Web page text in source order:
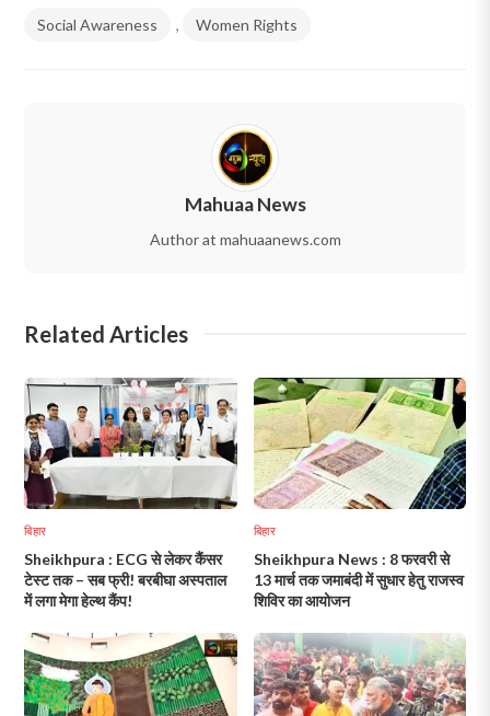
Social Awareness , Women Rights
Mahuaa News
Author at mahuaanews.com
Related Articles
बिहार
Sheikhpura : ECG से लेकर कैंसर
टेस्ट तक – सब फ्री! बरबीघा अस्पताल
में लगा मेगा हेल्थ कैंप!
बिहार
Sheikhpura News : 8 फरवरी से
13 मार्च तक जमाबंदी में सुधार हेतु राजस्व
शिविर का आयोजन